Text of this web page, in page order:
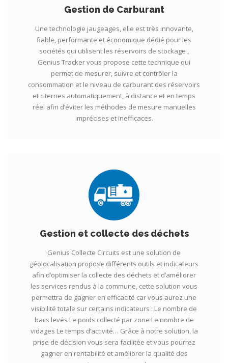
Gestion de Carburant
Une technologie jaugeages, elle est très innovante,
fiable, performante et économique dédié pour les
sociétés qui utilisent les réservoirs de stockage ,
Genius Tracker vous propose cette technique qui
permet de mesurer, suivre et contrôler la
consommation et le niveau de carburant des réservoirs
et citernes automatiquement, à distance et en temps
réel afin d’éviter les méthodes de mesure manuelles
imprécises et inefficaces.
Gestion et collecte des déchets
Genius Collecte Circuits est une solution de
géolocalisation propose différents outils et indicateurs
afin d’optimiser la collecte des déchets et d’améliorer
les services rendus à la commune, cette solution vous
permettra de gagner en efficacité car vous aurez une
visibilité totale sur certains indicateurs : Le nombre de
bacs levés Le poids collecté par zone Le nombre de
vidages Le temps d’activité… Grâce à notre solution, la
prise de décision vous sera facilitée et vous pourrez
gagner en rentabilité et améliorer la qualité des